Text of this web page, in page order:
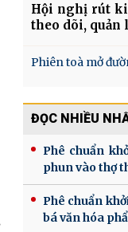
Hội nghị rút
theo dõi, quản
Phiên toà mở
ĐỌC NHIỀU
Phê chuẩn
phun vào thợ
Phê chuẩn
bá văn hóa